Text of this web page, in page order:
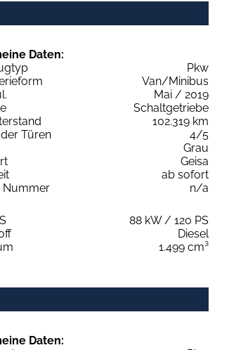
Daten:
Pkw
Van/Minibus
Mai / 2019
Schaltgetriebe
102.319 km
Türen
4/5
Grau
Geisa
ab sofort
Nummer
n/a
88 kW / 120 PS
Diesel
1.499 cm³
Daten: